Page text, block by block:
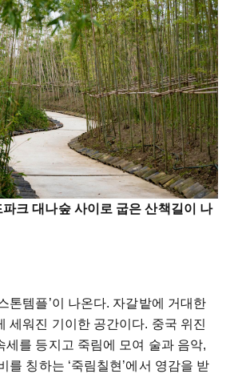
크 대나숲 사이로 굽은 산책길이 나
톤템플’이 나온다. 자갈밭에 거대한
세워진 기이한 공간이다. 중국 위진
세를 등지고 죽림에 모여 술과 음악,
를 칭하는 ‘죽림칠현’에서 영감을 받